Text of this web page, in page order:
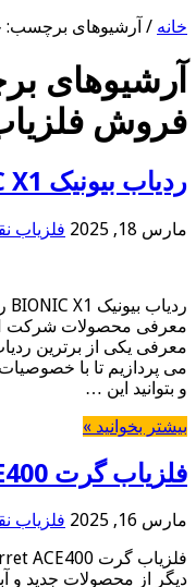
خانه / آرشیوهای برچسب:
آرشیوهای
فروش
ردیاب بیونیک BIONIC X1
مارس 18, 2025 فلزیاب
می پردازیم تا با
و بتوانید این …
بیشتر بخوانید »
فلزیاب گرت Garret ACE400
مارس 16, 2025 فلزیاب
دیگر از محصولات جدید و